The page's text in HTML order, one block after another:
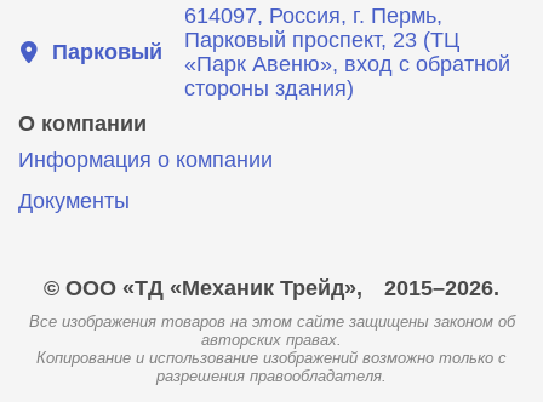
Парковый
614097, Россия, г. Пермь,
Парковый проспект, 23 (ТЦ
«Парк Авеню», вход с обратной
стороны здания)
О компании
Информация о компании
Документы
© ООО «ТД «Механик Трейд», 2015–2026.
Все изображения товаров на этом сайте защищены законом об
авторских правах.
Копирование и использование изображений возможно только с
разрешения правообладателя.